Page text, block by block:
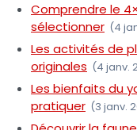
Comprendre le
sélectionner (4
Les activités de
originales (4 janv.
Les bienfaits du
pratiquer (3 janv.